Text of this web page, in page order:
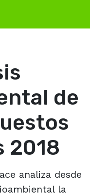
de
2018
analiza desde
la